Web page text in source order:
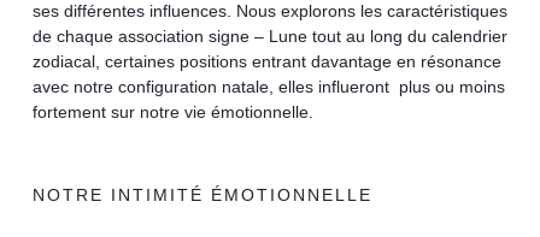
ses différentes influences. Nous explorons les caractéristiques
de chaque association signe – Lune tout au long du calendrier
zodiacal, certaines positions entrant davantage en résonance
avec notre configuration natale, elles influeront plus ou moins
fortement sur notre vie émotionnelle.
NOTRE INTIMITÉ ÉMOTIONNELLE